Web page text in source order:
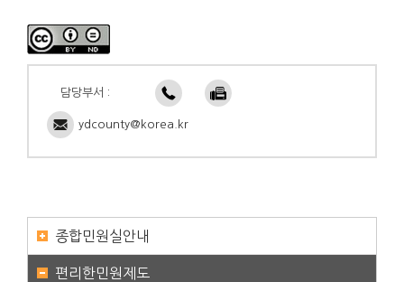
담당부서 :
ydcounty@korea.kr
종합민원실안내
편리한민원제도